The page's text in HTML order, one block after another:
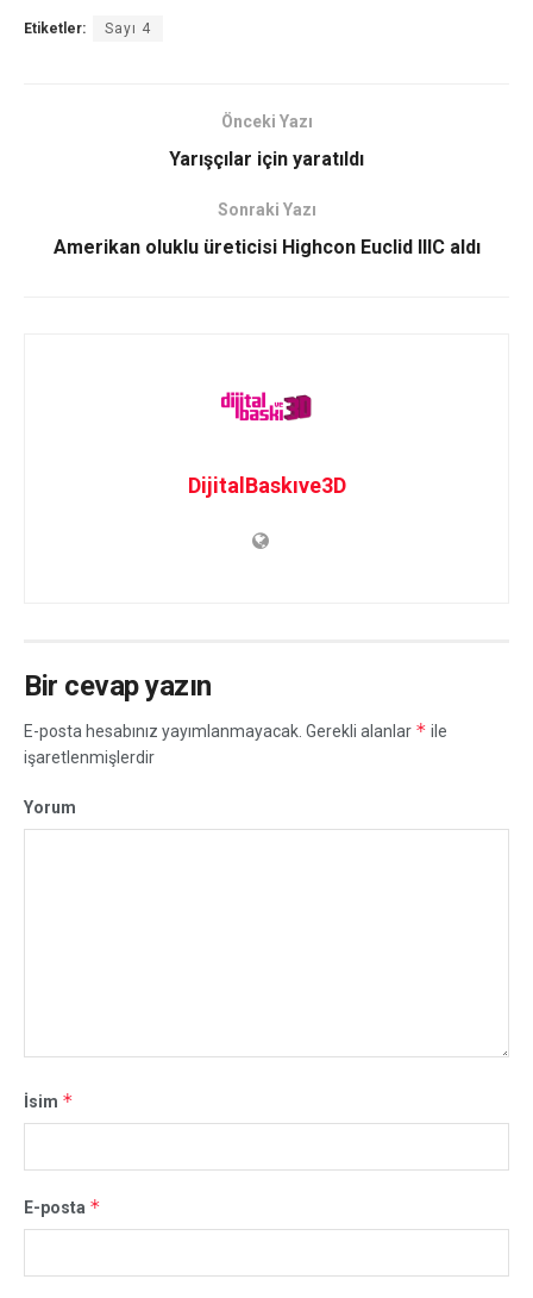
Etiketler: Sayı 4
Önceki Yazı
Yarışçılar için yaratıldı
Sonraki Yazı
Amerikan oluklu üreticisi Highcon Euclid IIIC aldı
DijitalBaskıve3D
Bir cevap yazın
E-posta hesabınız yayımlanmayacak. Gerekli alanlar * ile
işaretlenmişlerdir
Yorum
İsim *
E-posta *